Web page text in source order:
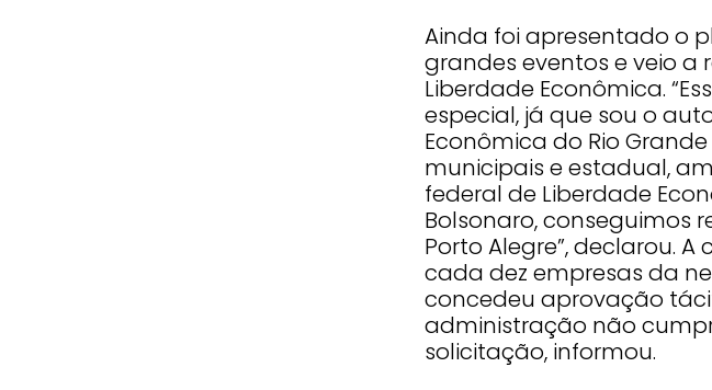
Ainda foi apresentado o
grandes eventos e veio
Liberdade Econômica.
especial, já que sou o
Econômica do Rio
municipais e estadual,
federal de Liberdade
Bolsonaro, conseguimos
Porto Alegre”, declarou.
cada dez empresas da
concedeu aprovação
administração não
solicitação, informou.